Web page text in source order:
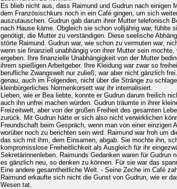
Es blieb nicht aus, dass Raimund und Gudrun nach einigen
dem Französischkurs noch in ein Café gingen, um sich
auszutauschen. Gudrun gab darum ihrer Mutter telefonisch
nach Hause käme. Obgleich sie schon volljährig war, fühlte
genötigt, die Mutter zu verständigen. Diese seelische
störte Raimund. Gudrun war, wie schon zu vermuten war,
wenn sie finanziell unabhängig von ihrer Mutter sein
ergeben. Ihre finanzielle Unabhängigkeit von der Mutter
ihrem spießigen Arbeitgeber. Ihre Kleidung war zwar so
berufliche Zwangswelt nur zuließ; war aber nicht gänzlich
genau, auch im Folgenden, nicht über die Stränge zu
kleinbürgerliches Normenkorsett war ihr internalisiert.
Lieben, wie er Bea liebte, konnte er Gudrun darum freilich
auch ihn unfrei machen würden. Gudrun träumte in ihrer
Freizeitwelt, aber von der großen Freiheit des gesamten
zurück. Mit Gudrun hätte er sich also nicht verwirklichen
Freundschaft beim Gespräch, wenn man von einer einzigen
worüber noch zu berichten sein wird. Raimund war froh um
das sich mit ihm, dem Einsamen, abgab. Sie mochte ihn,
kompromisslose Freiheitlichkeit als Ausgleich für ihr
Sekretärinnenleben. Raimunds Gedanken waren für Gudrun
es gänzlich neu, so denken zu können. Für sie war das
Eine andere gesamtheitliche Welt. - Seine Zeche im Café
Raimund erkaufte sich nicht die Gunst von Gudrun, wie er
Wesen tat.